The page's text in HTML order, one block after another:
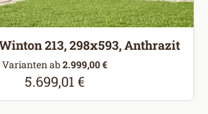
213, 298x593, Anthrazit
Varianten ab2.999,00 €
Regulärer Preis:
5.699,01 €